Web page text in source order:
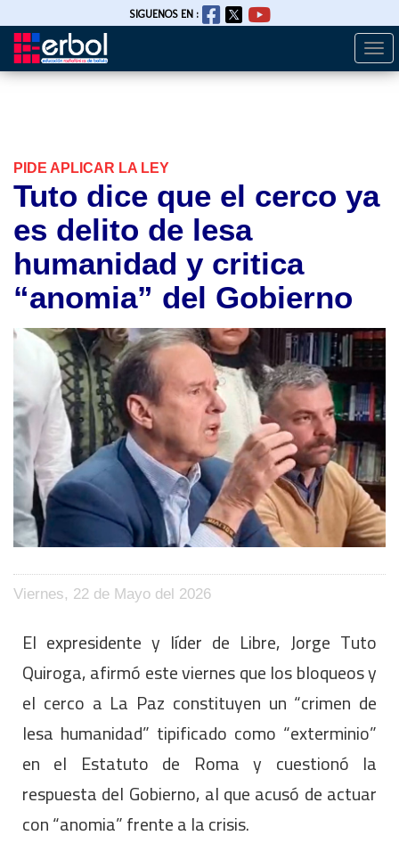
Pasar
SIGUENOS EN :
PIDE APLICAR LA LEY
Tuto dice que el cerco ya
es delito de lesa
humanidad y critica
“anomia” del Gobierno
Viernes, 22 de Mayo del 2026
El expresidente y líder de Libre, Jorge Tuto
Quiroga, afirmó este viernes que los bloqueos y
el cerco a La Paz constituyen un “crimen de
lesa humanidad” tipificado como “exterminio”
en el Estatuto de Roma y cuestionó la
respuesta del Gobierno, al que acusó de actuar
con “anomia” frente a la crisis.